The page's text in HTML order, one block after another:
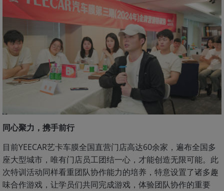
同心聚力，携手前行
目前YEECAR艺卡车膜全国直营门店高达60余家，遍布全国多
座大型城市，唯有门店员工团结一心，才能创造无限可能。此
次特训活动同样看重团队协作能力的培养，特意设置了诸多趣
味合作游戏，让学员们共同完成游戏，体验团队协作的重要